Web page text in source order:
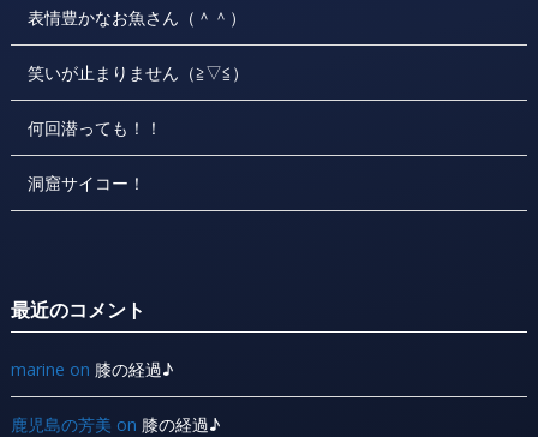
表情豊かなお魚さん（＾＾）
笑いが止まりません（≧▽≦）
何回潜っても！！
洞窟サイコー！
最近のコメント
marine on 膝の経過♪
鹿児島の芳美 on 膝の経過♪